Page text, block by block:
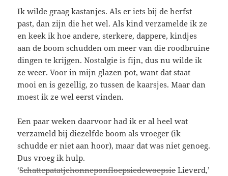
Ik wilde graag kastanjes. Als er iets bij de herfst
past, dan zijn die het wel. Als kind verzamelde ik ze
en keek ik hoe andere, sterkere, dappere, kindjes
aan de boom schudden om meer van die roodbruine
dingen te krijgen. Nostalgie is fijn, dus nu wilde ik
ze weer. Voor in mijn glazen pot, want dat staat
mooi en is gezellig, zo tussen de kaarsjes. Maar dan
moest ik ze wel eerst vinden.
Een paar weken daarvoor had ik er al heel wat
verzameld bij diezelfde boom als vroeger (ik
schudde er niet aan hoor), maar dat was niet genoeg.
Dus vroeg ik hulp.
‘SchattepatatjehonneponfloepsiedewoepsieLieverd,’